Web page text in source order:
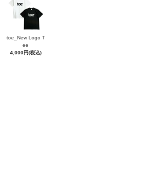
toe_New Logo T
ee
4,000円(税込)